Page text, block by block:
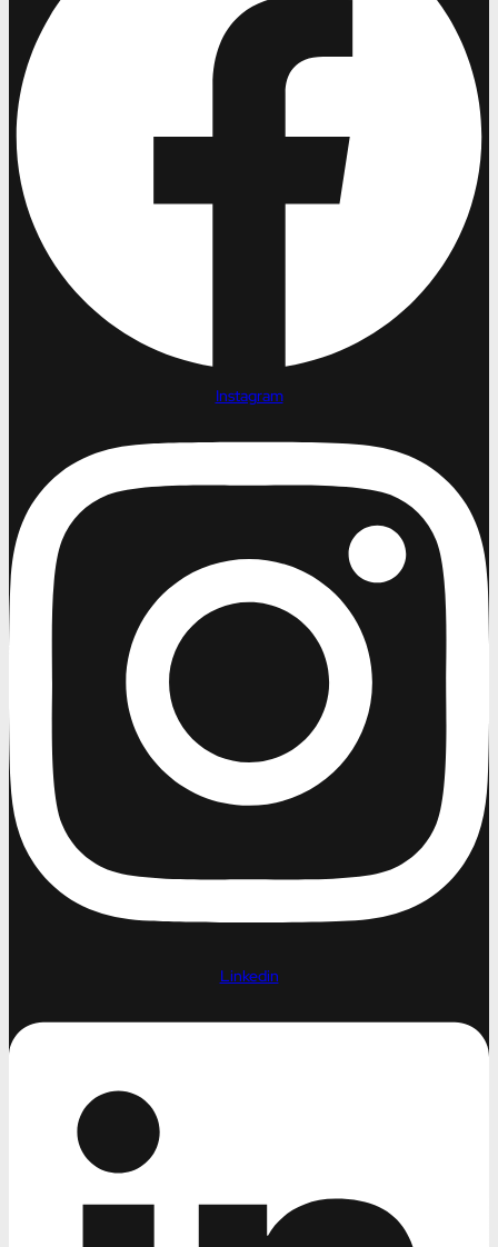
Instagram
Linkedin